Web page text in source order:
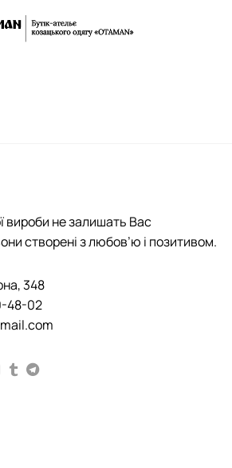
вироби не залишать Вас
створені з любов’ю і позитивом.
348
48-02